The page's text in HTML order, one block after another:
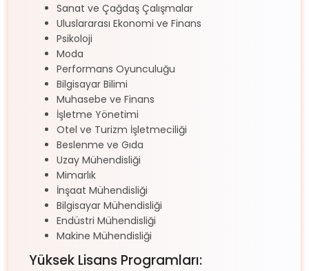
Sanat ve Çağdaş Çalışmalar
Uluslararası Ekonomi ve Finans
Psikoloji
Moda
Performans Oyunculuğu
Bilgisayar Bilimi
Muhasebe ve Finans
İşletme Yönetimi
Otel ve Turizm İşletmeciliği
Beslenme ve Gıda
Uzay Mühendisliği
Mimarlık
İnşaat Mühendisliği
Bilgisayar Mühendisliği
Endüstri Mühendisliği
Makine Mühendisliği
Yüksek Lisans Programları: